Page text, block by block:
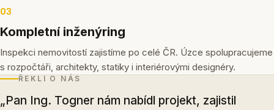
03
Kompletní inženýring
Inspekci nemovitostí zajistíme po celé ČR. Úzce spolupracujeme
s rozpočtáři, architekty, statiky i interiérovými designéry.
ŘEKLI O NÁS
„Pan Ing. Togner nám nabídl projekt, zajistil